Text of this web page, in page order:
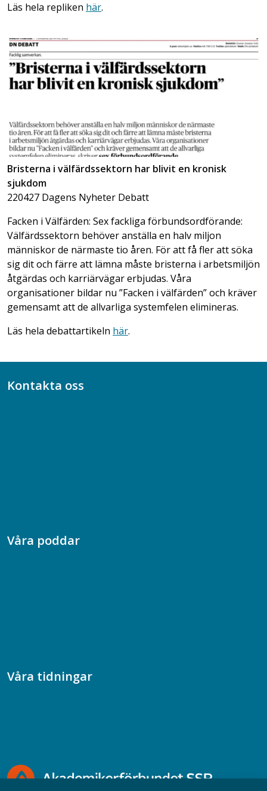
Läs hela repliken här.
Bristerna i välfärdssektorn har blivit en kronisk
sjukdom
220427 Dagens Nyheter Debatt
Facken i Välfärden: Sex fackliga förbundsordförande:
Välfärdssektorn behöver anställa en halv miljon
människor de närmaste tio åren. För att få fler att söka
sig dit och färre att lämna måste bristerna i arbetsmiljön
åtgärdas och karriärvägar erbjudas. Våra
organisationer bildar nu ”Facken i välfärden” och kräver
gemensamt att de allvarliga systemfelen elimineras.
Läs hela debattartikeln här.
Kontakta oss
Våra poddar
Våra tidningar